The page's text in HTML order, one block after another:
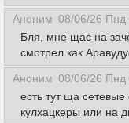
Аноним 08/06/26 Пнд
Бля, мне щас на
смотрел как
Аноним 08/06/26 Пнд
есть тут ща
кулхацкеры или на